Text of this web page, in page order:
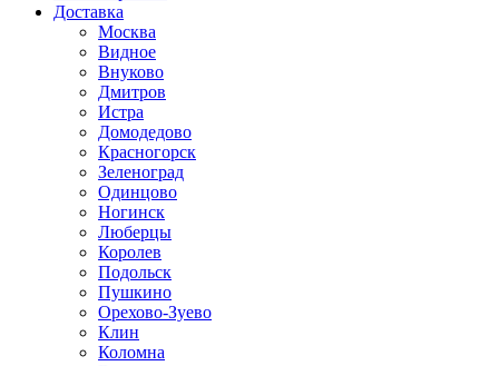
Доставка
Москва
Видное
Внуково
Дмитров
Истра
Домодедово
Красногорск
Зеленоград
Одинцово
Ногинск
Люберцы
Королев
Подольск
Пушкино
Орехово-Зуево
Клин
Коломна